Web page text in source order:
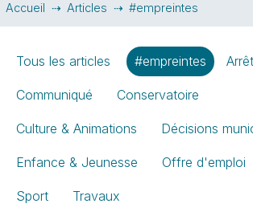
Accueil Articles #empreintes
Tous les articles #empreintes
Communiqué Conservatoire
Culture & Animations Décisions
Enfance & Jeunesse Offre d'emploi
Sport Travaux